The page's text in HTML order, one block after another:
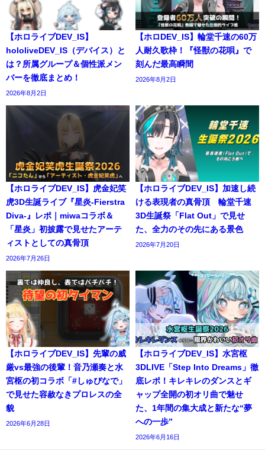
【ホロライブDEV_IS】
hololiveDEV_IS（デバイス）と
は？所属グループ＆個性派メン
バーを徹底まとめ！
2026年8月2日
【ホロDEV_IS】輪堂千速の60万
人耐久歌枠！『怪獣の花唄』で
刻んだ最高瞬間
2026年8月2日
【ホロライブDEV_IS】虎金妃笑
虎3D生誕ライブ『星炎-Fierstra
Diva-』レポ｜miwaコラボ＆
「星炎」初披露で見せたアーテ
ィストとしての真骨頂
2026年7月26日
【ホロライブDEV_IS】加速し続
ける表現者の真骨頂 輪堂千速
3D生誕祭「Flat Out」で見せ
た、全力のその先にある景色
2026年7月20日
【ホロライブDEV_IS】先輩の威
厳vs最強の後輩！音乃瀬奏と水
宮枢の初コラボ「#しゅぴなで」
で見せた容赦なきプロレスの全
貌
2026年6月28日
【ホロライブDEV_IS】水宮枢
3DLIVE「Step Into Dreams」徹
底レポ！キレキレのダンスとギ
ャップ全開の初オリ曲で魅せ
た、1年間の集大成と新たな“夢
への一歩”
2026年6月16日